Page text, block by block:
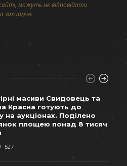
можуть не відповідати
захищені.
масиви Свидовець та
Красна готують до
на аукціонах. Поділено
площею понад 8 тисяч
527